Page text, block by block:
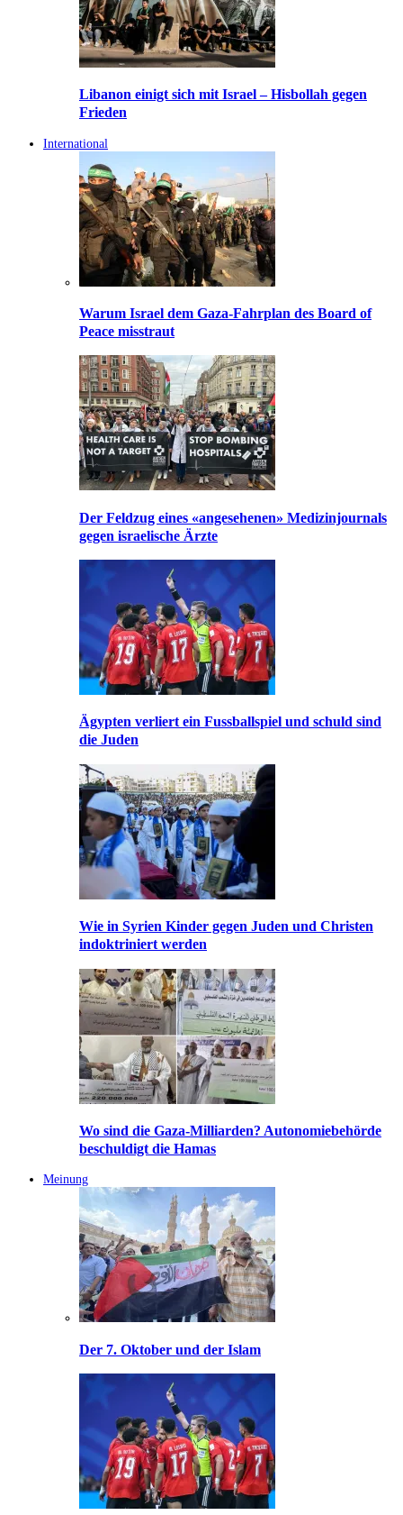
Libanon einigt sich mit Israel – Hisbollah gegen
Frieden
International
Warum Israel dem Gaza-Fahrplan des Board of
Peace misstraut
Der Feldzug eines «angesehenen» Medizinjournals
gegen israelische Ärzte
Ägypten verliert ein Fussballspiel und schuld sind
die Juden
Wie in Syrien Kinder gegen Juden und Christen
indoktriniert werden
Wo sind die Gaza-Milliarden? Autonomiebehörde
beschuldigt die Hamas
Meinung
Der 7. Oktober und der Islam